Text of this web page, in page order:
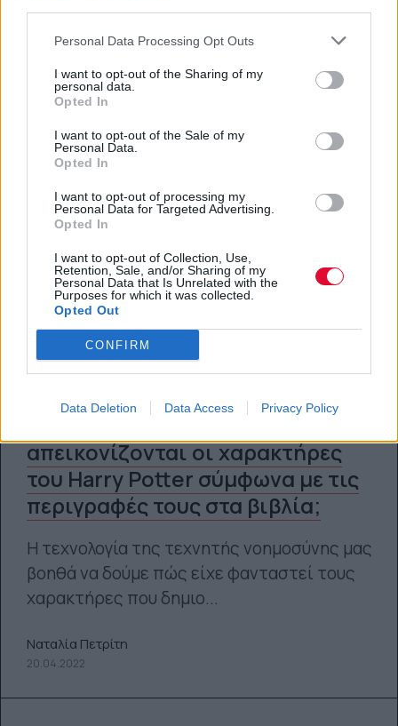
Personal Data Processing Opt Outs
I want to opt-out of the Sharing of my
personal data.
Opted In
I want to opt-out of the Sale of my
Personal Data.
Opted In
I want to opt-out of processing my
Personal Data for Targeted Advertising.
Opted In
I want to opt-out of Collection, Use,
Retention, Sale, and/or Sharing of my
Personal Data that Is Unrelated with the
Purposes for which it was collected.
Opted Out
CONFIRM
Data Deletion Data Access Privacy Policy
Jurassic Park!
Ναταλία Πετρίτη
απεικονίζονται οι χαρακτήρες
του Harry Potter σύμφωνα με τις
περιγραφές τους στα βιβλία;
Η τεχνολογία της τεχνητής νοημοσύνης μας
βοηθά να δούμε πώς είχε φανταστεί τους
χαρακτήρες που δημιο...
Ναταλία Πετρίτη
20.04.2022